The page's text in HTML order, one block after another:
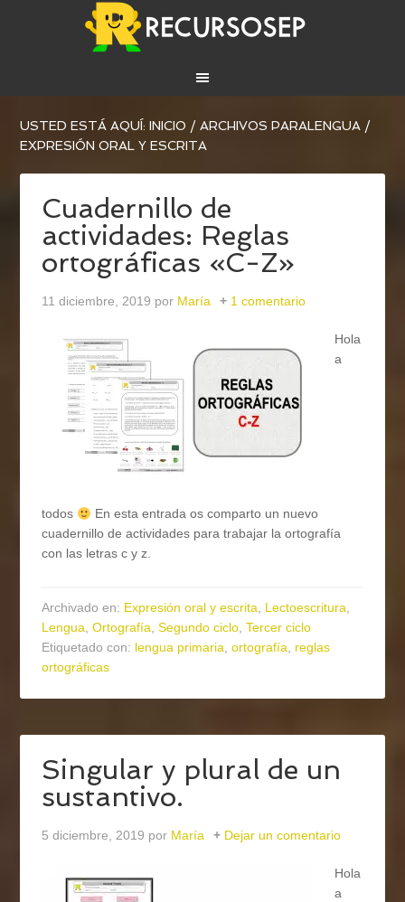
USTED ESTÁ AQUÍ:INICIO / ARCHIVOS PARALENGUA /
EXPRESIÓN ORAL Y ESCRITA
Cuadernillo de
actividades: Reglas
ortográficas «C-Z»
11 diciembre, 2019 por María 1 comentario
Hola
a
todos
En esta entrada os comparto un nuevo
cuadernillo de actividades para trabajar la ortografía
con las letras c y z.
Archivado en: Expresión oral y escrita, Lectoescritura,
Lengua,Ortografía,Segundo ciclo,Tercer ciclo
Etiquetado con: lengua primaria,ortografía, reglas
ortográficas
Singular y plural de un
sustantivo.
5 diciembre, 2019 por María Dejar un comentario
Hola
a